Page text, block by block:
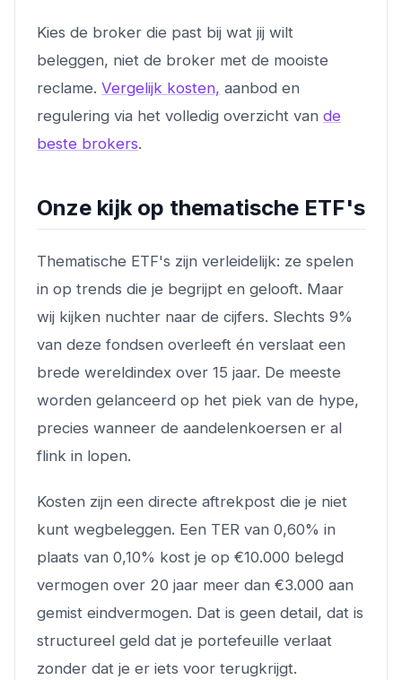
Kies de broker die past bij wat jij wilt
beleggen, niet de broker met de mooiste
reclame. Vergelijk kosten, aanbod en
regulering via het volledig overzicht van de
beste brokers.
Onze kijk op thematische ETF's
Thematische ETF's zijn verleidelijk: ze spelen
in op trends die je begrijpt en gelooft. Maar
wij kijken nuchter naar de cijfers. Slechts 9%
van deze fondsen overleeft én verslaat een
brede wereldindex over 15 jaar. De meeste
worden gelanceerd op het piek van de hype,
precies wanneer de aandelenkoersen er al
flink in lopen.
Kosten zijn een directe aftrekpost die je niet
kunt wegbeleggen. Een TER van 0,60% in
plaats van 0,10% kost je op €10.000 belegd
vermogen over 20 jaar meer dan €3.000 aan
gemist eindvermogen. Dat is geen detail, dat is
structureel geld dat je portefeuille verlaat
zonder dat je er iets voor terugkrijgt.